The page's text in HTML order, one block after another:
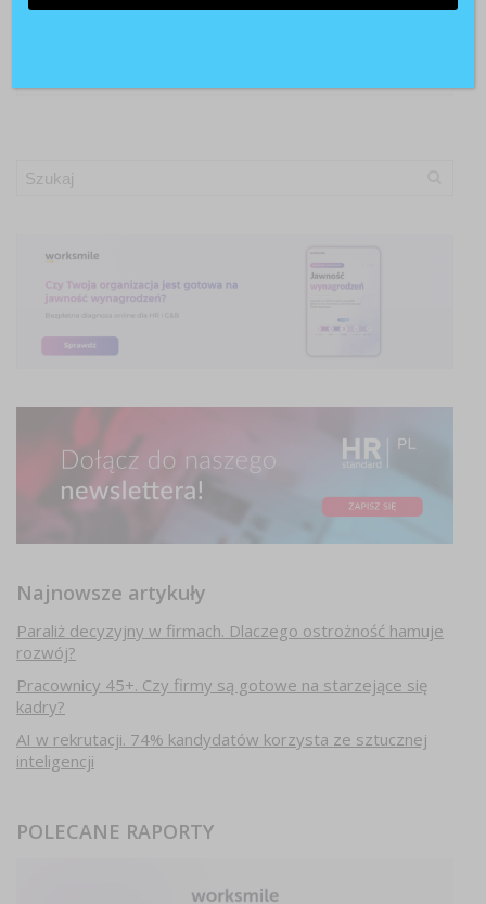
Najnowsze artykuły
Paraliż decyzyjny w firmach. Dlaczego ostrożność hamuje
rozwój?
Pracownicy 45+. Czy firmy są gotowe na starzejące się
kadry?
AI w rekrutacji. 74% kandydatów korzysta ze sztucznej
inteligencji
POLECANE RAPORTY